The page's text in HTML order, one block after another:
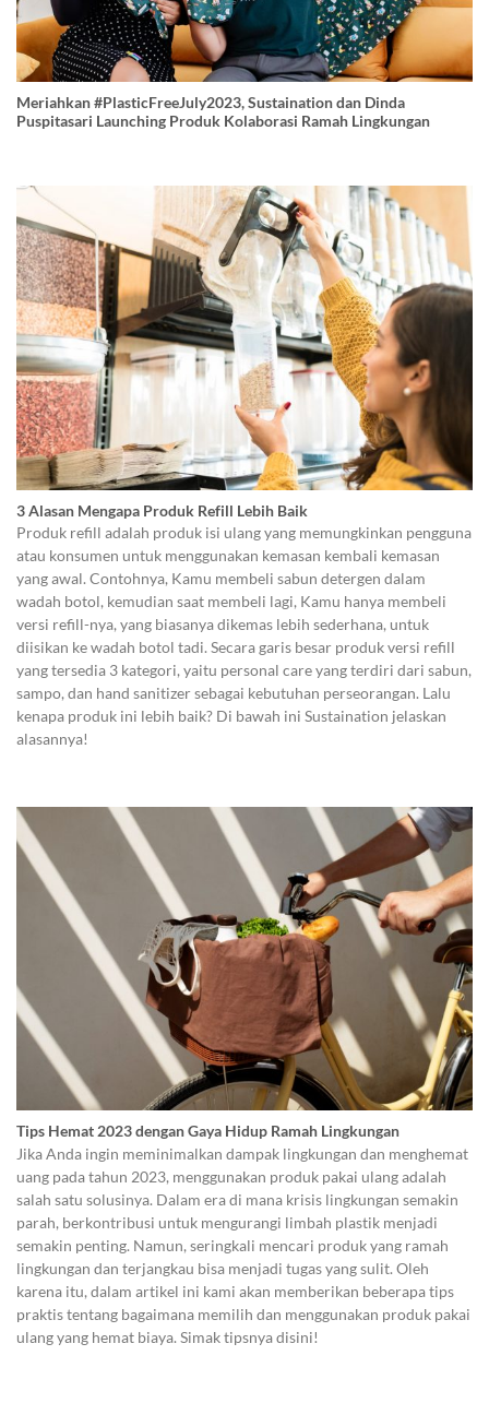
Meriahkan #PlasticFreeJuly2023, Sustaination dan Dinda
Puspitasari Launching Produk Kolaborasi Ramah Lingkungan
3 Alasan Mengapa Produk Refill Lebih Baik
Produk refill adalah produk isi ulang yang memungkinkan pengguna
atau konsumen untuk menggunakan kemasan kembali kemasan
yang awal. Contohnya, Kamu membeli sabun detergen dalam
wadah botol, kemudian saat membeli lagi, Kamu hanya membeli
versi refill-nya, yang biasanya dikemas lebih sederhana, untuk
diisikan ke wadah botol tadi. Secara garis besar produk versi refill
yang tersedia 3 kategori, yaitu personal care yang terdiri dari sabun,
sampo, dan hand sanitizer sebagai kebutuhan perseorangan. Lalu
kenapa produk ini lebih baik? Di bawah ini Sustaination jelaskan
alasannya!
Tips Hemat 2023 dengan Gaya Hidup Ramah Lingkungan
Jika Anda ingin meminimalkan dampak lingkungan dan menghemat
uang pada tahun 2023, menggunakan produk pakai ulang adalah
salah satu solusinya. Dalam era di mana krisis lingkungan semakin
parah, berkontribusi untuk mengurangi limbah plastik menjadi
semakin penting. Namun, seringkali mencari produk yang ramah
lingkungan dan terjangkau bisa menjadi tugas yang sulit. Oleh
karena itu, dalam artikel ini kami akan memberikan beberapa tips
praktis tentang bagaimana memilih dan menggunakan produk pakai
ulang yang hemat biaya. Simak tipsnya disini!